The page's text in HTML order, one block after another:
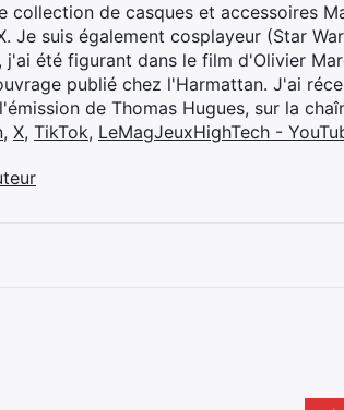
collection de casques et accessoires
Je suis également cosplayeur (Star
été figurant dans le film d'Olivier
publié chez l'Harmattan. J'ai
de Thomas Hugues, sur la
, X, TikTok, LeMagJeuxHighTech -